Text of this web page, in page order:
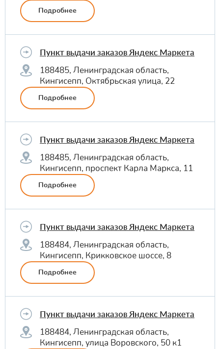
Подробнее
Пункт выдачи заказов Яндекс Маркета
188485, Ленинградская область,
Кингисепп, Октябрьская улица, 22
Подробнее
Пункт выдачи заказов Яндекс Маркета
188485, Ленинградская область,
Кингисепп, проспект Карла Маркса, 11
Подробнее
Пункт выдачи заказов Яндекс Маркета
188484, Ленинградская область,
Кингисепп, Крикковское шоссе, 8
Подробнее
Пункт выдачи заказов Яндекс Маркета
188484, Ленинградская область,
Кингисепп, улица Воровского, 50 к1